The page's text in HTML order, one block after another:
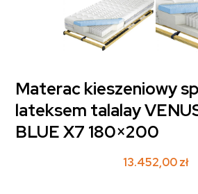
Materac kieszeniowy
lateksem talalay
BLUE X7 180×200
13.452,00zł